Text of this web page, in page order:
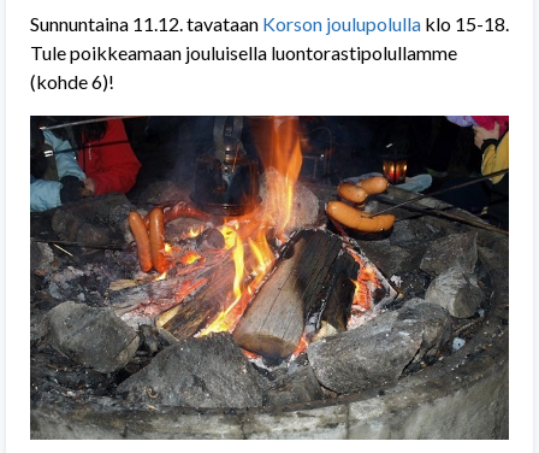
Sunnuntaina 11.12. tavataan Korson joulupolulla klo 15-18.
Tule poikkeamaan jouluisella luontorastipolullamme
(kohde 6)!